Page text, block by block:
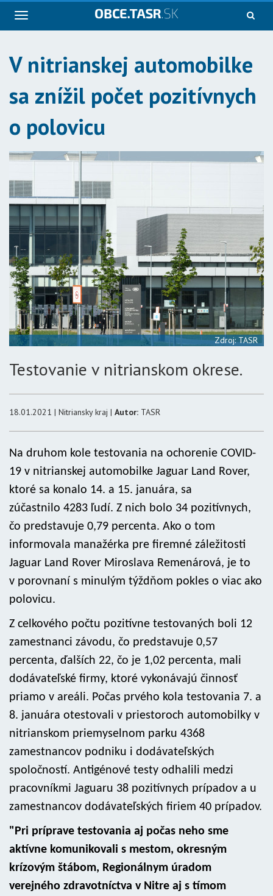
Navigácia
V nitrianskej automobilke
sa znížil počet pozitívnych
o polovicu
Zdroj: TASR
Testovanie v nitrianskom okrese.
18.01.2021 | Nitriansky kraj | Autor: TASR
Na druhom kole testovania na ochorenie COVID-
19 v nitrianskej automobilke Jaguar Land Rover,
ktoré sa konalo 14. a 15. januára, sa
zúčastnilo 4283 ľudí. Z nich bolo 34 pozitívnych,
čo predstavuje 0,79 percenta. Ako o tom
informovala manažérka pre firemné záležitosti
Jaguar Land Rover Miroslava Remenárová, je to
v porovnaní s minulým týždňom pokles o viac ako
polovicu.
Z celkového počtu pozitívne testovaných boli 12
zamestnanci závodu, čo predstavuje 0,57
percenta, ďalších 22, čo je 1,02 percenta, mali
dodávateľské firmy, ktoré vykonávajú činnosť
priamo v areáli. Počas prvého kola testovania 7. a
8. januára otestovali v priestoroch automobilky v
nitrianskom priemyselnom parku 4368
zamestnancov podniku i dodávateľských
spoločností. Antigénové testy odhalili medzi
pracovníkmi Jaguaru 38 pozitívnych prípadov a u
zamestnancov dodávateľských firiem 40 prípadov.
"Pri príprave testovania aj počas neho sme
aktívne komunikovali s mestom, okresným
krízovým štábom, Regionálnym úradom
verejného zdravotníctva v Nitre aj s tímom